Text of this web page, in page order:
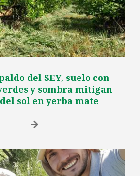
del SEY, suelo con
y sombra mitigan
sol en yerba mate